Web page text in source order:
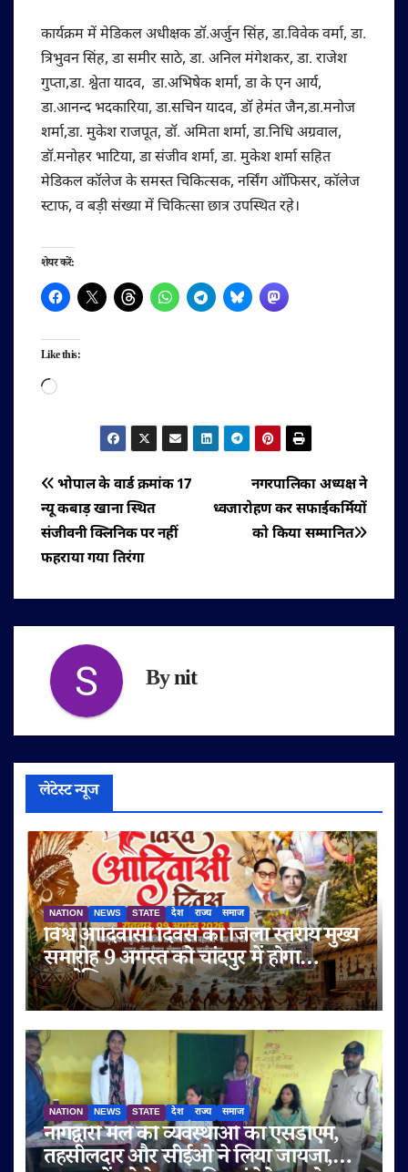
कार्यक्रम में मेडिकल अधीक्षक डॉ.अर्जुन सिंह, डा.विवेक वर्मा, डा.
त्रिभुवन सिंह, डा समीर साठे, डा. अनिल मंगेशकर, डा. राजेश
गुप्ता,डा. श्वेता यादव, डा.अभिषेक शर्मा, डा के एन आर्य,
डा.आनन्द भदकारिया, डा.सचिन यादव, डॉ हेमंत जैन,डा.मनोज
शर्मा,डा. मुकेश राजपूत, डॉ. अमिता शर्मा, डा.निधि अग्रवाल,
डॉ.मनोहर भाटिया, डा संजीव शर्मा, डा. मुकेश शर्मा सहित
मेडिकल कॉलेज के समस्त चिकित्सक, नर्सिंग ऑफिसर, कॉलेज
स्टाफ, व बड़ी संख्या में चिकित्सा छात्र उपस्थित रहे।
शेयर करें:
Like this:
Loading…
पोस्ट
नेविगेशन
नगरपालिका अध्यक्ष ने
ध्वजारोहण कर सफाईकर्मियों
को किया सम्मानित
भोपाल के वार्ड क्रमांक 17
न्यू कबाड़ खाना स्थित
संजीवनी क्लिनिक पर नहीं
फहराया गया तिरंगा
Bynit
लेटेस्ट न्यूज
NATION NEWS STATE देश राज्य समाज
विश्व आदिवासी दिवस का जिला स्तरीय मुख्य
समारोह 9 अगस्त को चांदपुर में होगा
आयोजित
NATION NEWS STATE देश राज्य समाज
नागद्वारी मेले की व्यवस्थाओं का एसडीएम,
तहसीलदार और सीईओ ने लिया जायजा,